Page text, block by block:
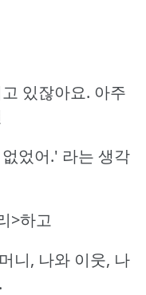
있잖아요. 아주
었어.' 라는 생각
>하고
니, 나와 이웃, 나